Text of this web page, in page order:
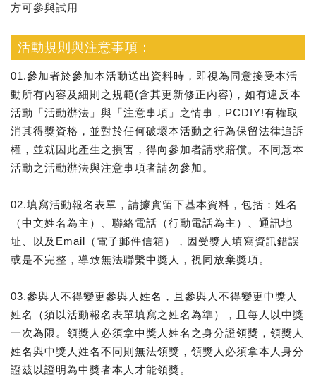
方可參與試用
活動規則與注意事項：
01.參加者於參加本活動送出資料時，即視為同意接受本活
動所有內容及細則之規範(含其更新修正內容)，如有違反本
活動「活動辦法」與「注意事項」之情事，PCDIY!有權取
消其得獎資格，並對於任何破壞本活動之行為保留法律追訴
權，並就因此產生之損害，得向參加者請求賠償。不同意本
活動之活動辦法與注意事項者請勿參加。
02.填寫活動報名表單，請據實留下基本資料，包括：姓名
（中文姓名為主）、聯絡電話（行動電話為主）、通訊地
址、以及Email（電子郵件信箱），因受獎人填寫資訊錯誤
或是不完整，導致無法聯繫中獎人，視同放棄獎項。
03.參與人不得變更參與人姓名，且參與人不得變更中獎人
姓名（須以活動報名表單填寫之姓名為準），且每人以中獎
一次為限。領獎人必須拿中獎人姓名之身分證領獎，領獎人
姓名與中獎人姓名不同則無法領獎，領獎人必須拿本人身分
證茲以證明為中獎者本人才能領獎。